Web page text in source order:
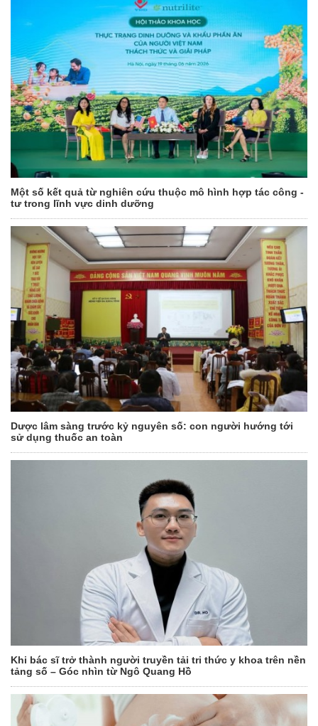
Một số kết quả từ nghiên cứu thuộc mô hình hợp tác công -
tư trong lĩnh vực dinh dưỡng
Dược lâm sàng trước kỷ nguyên số: con người hướng tới
sử dụng thuốc an toàn
Khi bác sĩ trở thành người truyền tải tri thức y khoa trên nền
tảng số – Góc nhìn từ Ngô Quang Hồ